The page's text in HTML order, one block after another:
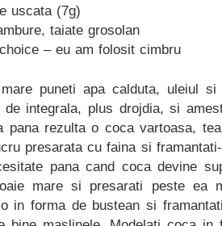
uscata (7g)
taiate grosolan
– eu am folosit cimbru
puneti apa calduta, uleiul
integrala, plus drojdia, si
pana rezulta o coca vartoasa,
presarata cu faina si
pana cand coca devine
mare si presarati peste ea
in forma de bustean si